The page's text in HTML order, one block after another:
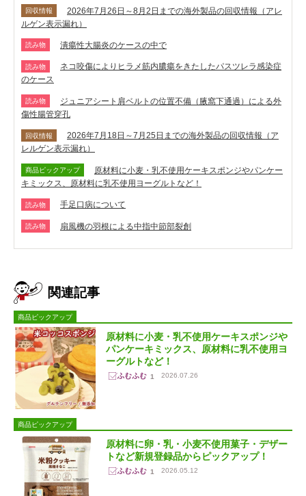
回収情報
2026年7月26日～8月2日までの海外製品の回収情報（アレ
ルゲン表示漏れ）
読み物 潰瘍性大腸炎のケースの中で
読み物
ネコ咬傷によりヒラメ筋内膿瘍をきたしたパスツレラ感染症
のケース
読み物
ジュニアシート肩ベルトの位置不備（腋窩下通過）による外
傷性腸管穿孔
回収情報
2026年7月18日～7月25日までの海外製品の回収情報（ア
レルゲン表示漏れ）
商品ピックアップ
原材料に小麦・乳不使用ケーキスポンジやパンケー
キミックス、原材料に乳不使用ヨーグルトなど！
読み物 手足口病について
読み物 扇風機の羽根による中指中節部裂創
関連記事
商品ピックアップ
原材料に小麦・乳不使用ケーキスポンジや
パンケーキミックス、原材料に乳不使用ヨ
ーグルトなど！
1 2026.07.26
商品ピックアップ
原材料に卵・乳・小麦不使用菓子・デザー
トなど新規登録品からピックアップ！
1 2026.05.12